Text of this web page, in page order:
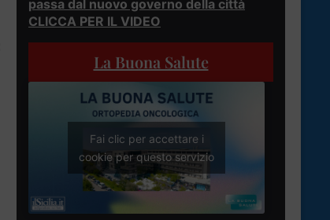
passa dal nuovo governo della città
CLICCA PER IL VIDEO
La Buona Salute
Fai clic per accettare i
cookie per questo servizio